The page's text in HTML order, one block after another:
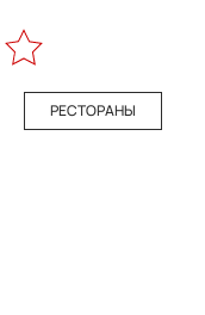
РЕСТОРАНЫ